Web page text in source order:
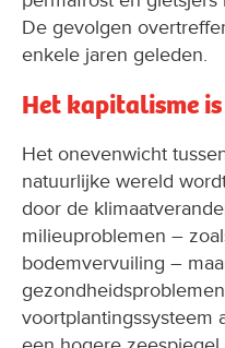
De gevolgen
enkele jaren geleden.
Het kapitalisme
Het onevenwicht
natuurlijke wereld
door de
milieuproblemen –
bodemvervuiling –
voortplantingssysteem